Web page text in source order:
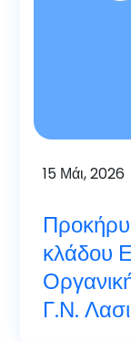
15 Μάι, 2026
κλάδου
Γ.Ν.